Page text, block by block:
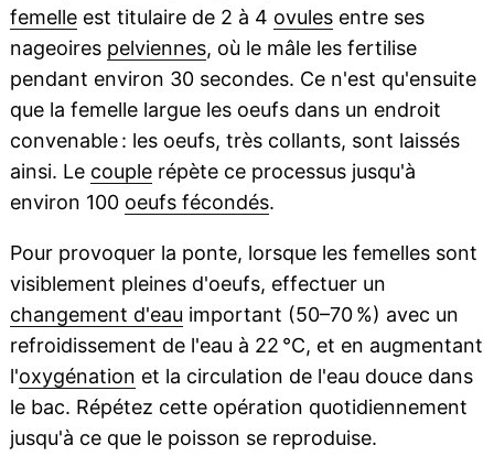
femelleest titulaire de 2 à 4 ovulesentre ses
nageoires pelviennes, où le mâle les fertilise
pendant environ 30 secondes. Ce n'est qu'ensuite
que la femelle largue les oeufs dans un endroit
convenable : les oeufs, très collants, sont laissés
ainsi. Le couplerépète ce processus jusqu'à
environ 100 oeufs fécondés.
Pour provoquer la ponte, lorsque les femelles sont
visiblement pleines d'oeufs, effectuer un
changement d'eau important (50–70 %) avec un
refroidissement de l'eau à 22 °C, et en augmentant
l'oxygénation et la circulation de l'eau douce dans
le bac. Répétez cette opération quotidiennement
jusqu'à ce que le poisson se reproduise.